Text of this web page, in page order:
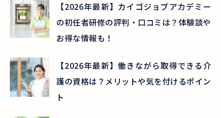
【2026年最新】カイゴジョブアカデミー
の初任者研修の評判・口コミは？体験談や
お得な情報も！
【2026年最新】働きながら取得できる介
護の資格は？メリットや気を付けるポイン
ト